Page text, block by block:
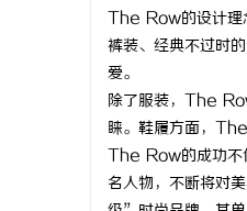
The Row的设计理
裤装、经典不过时
爱。
除了服装，The
睐。鞋履方面，
The Row的成功不
名人物，不断将对